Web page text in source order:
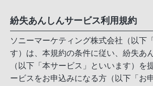
紛失あんしんサービス利用規約
ソニーマーケティング株式会社（以下
す）は、本規約の条件に従い、紛失あ
（以下「本サービス」といいます）を
ービスをお申込みになる方（以下「お